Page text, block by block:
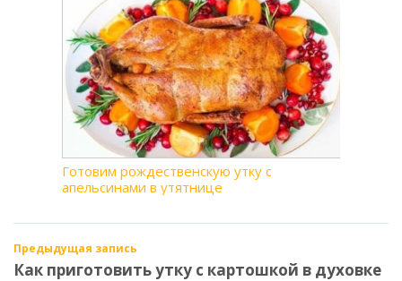
Готовим рождественскую утку с
апельсинами в утятнице
Предыдущая запись
Как приготовить утку с картошкой в духовке